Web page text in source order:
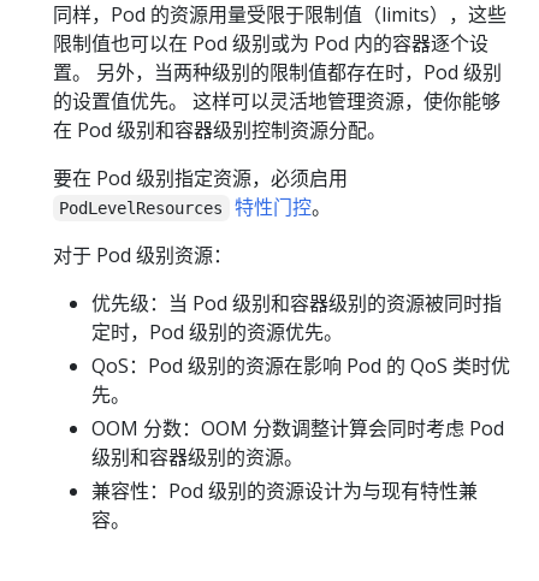
同样，Pod 的资源用量受限于限制值（limits），这些
限制值也可以在 Pod 级别或为 Pod 内的容器逐个设
置。 另外，当两种级别的限制值都存在时，Pod 级别
的设置值优先。 这样可以灵活地管理资源，使你能够
在 Pod 级别和容器级别控制资源分配。
要在 Pod 级别指定资源，必须启用
PodLevelResources 特性门控。
对于 Pod 级别资源：
优先级：当 Pod 级别和容器级别的资源被同时指
定时，Pod 级别的资源优先。
QoS：Pod 级别的资源在影响 Pod 的 QoS 类时优
先。
OOM 分数：OOM 分数调整计算会同时考虑 Pod
级别和容器级别的资源。
兼容性：Pod 级别的资源设计为与现有特性兼
容。